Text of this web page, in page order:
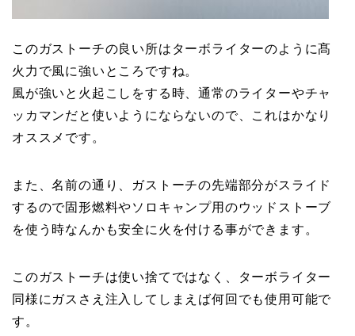
このガストーチの良い所はターボライターのように髙
火力で風に強いところですね。
風が強いと火起こしをする時、通常のライターやチャ
ッカマンだと使いようにならないので、これはかなり
オススメです。
また、名前の通り、ガストーチの先端部分がスライド
するので固形燃料やソロキャンプ用のウッドストーブ
を使う時なんかも安全に火を付ける事ができます。
このガストーチは使い捨てではなく、ターボライター
同様にガスさえ注入してしまえば何回でも使用可能で
す。